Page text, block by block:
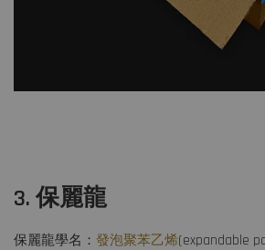
3. 保麗龍
保麗龍學名： 發泡聚苯乙烯(expandable